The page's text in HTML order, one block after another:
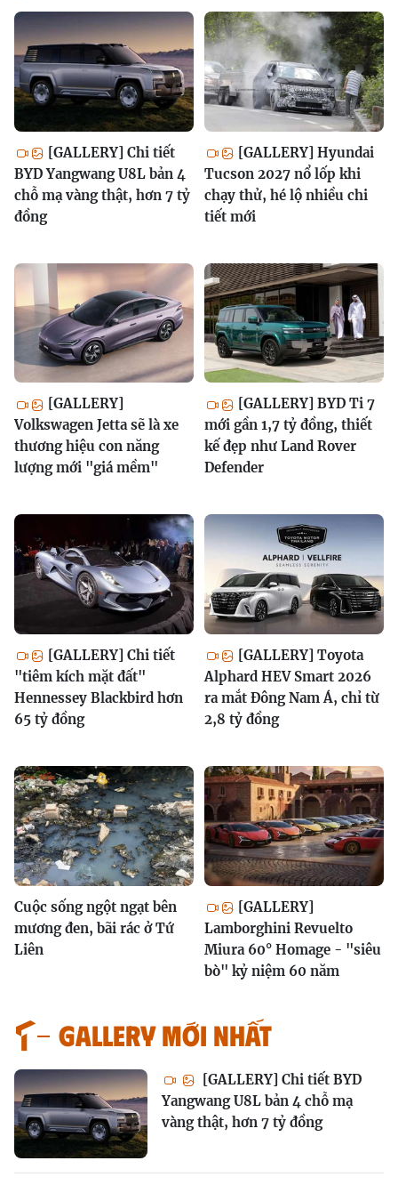
[GALLERY] Chi tiết
BYD Yangwang U8L bản 4
chỗ mạ vàng thật, hơn 7 tỷ
đồng
[GALLERY] Hyundai
Tucson 2027 nổ lốp khi
chạy thử, hé lộ nhiều chi
tiết mới
[GALLERY]
Volkswagen Jetta sẽ là xe
thương hiệu con năng
lượng mới "giá mềm"
[GALLERY] BYD Ti 7
mới gần 1,7 tỷ đồng, thiết
kế đẹp như Land Rover
Defender
[GALLERY] Chi tiết
"tiêm kích mặt đất"
Hennessey Blackbird hơn
65 tỷ đồng
[GALLERY] Toyota
Alphard HEV Smart 2026
ra mắt Đông Nam Á, chỉ từ
2,8 tỷ đồng
Cuộc sống ngột ngạt bên
mương đen, bãi rác ở Tứ
Liên
[GALLERY]
Lamborghini Revuelto
Miura 60° Homage - "siêu
bò" kỷ niệm 60 năm
GALLERY MỚI NHẤT
[GALLERY] Chi tiết BYD
Yangwang U8L bản 4 chỗ mạ
vàng thật, hơn 7 tỷ đồng